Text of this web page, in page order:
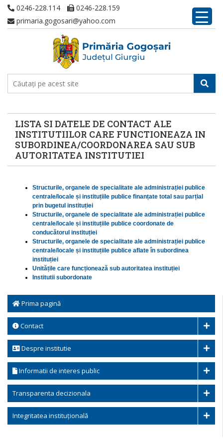
0246-228.114
0246-228.159
primaria.gogosari@yahoo.com
LISTA SI DATELE DE CONTACT ALE
INSTITUTIILOR CARE FUNCTIONEAZA IN
SUBORDINEA/COORDONAREA SAU SUB
AUTORITATEA INSTITUTIEI
Prima pagină
Contact
Despre institutie
Informatii de interes public
Transparenta decizionala
Integritatea instituțională
Structurile, organele de specialitate ale administrației publice
centrale/locale și instituțiile publice finanțate total sau parțial
prin bugetul instituției
Structurile, organele de specialitate ale administrației publice
centrale/locale și instituțiile publice coordonate de
conducătorul instituției
Structurile, organele de specialitate ale administrației publice
centrale/locale și instituțiile publice aflate în subordinea
instituției
Unitățile care funcționează sub autoritatea instituției
Institutii subordonate